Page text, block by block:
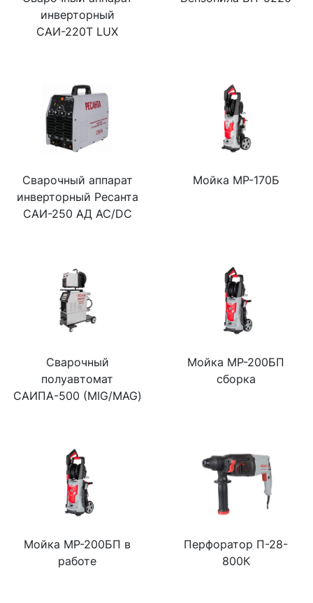
инверторный
САИ-220Т LUX
Сварочный аппарат
инверторный Ресанта
САИ-250 АД AC/DC
Мойка МР-170Б
Сварочный
полуавтомат
САИПА-500 (MIG/MAG)
Мойка МР-200БП
сборка
Мойка МР-200БП в
работе
Перфоратор П-28-
800К